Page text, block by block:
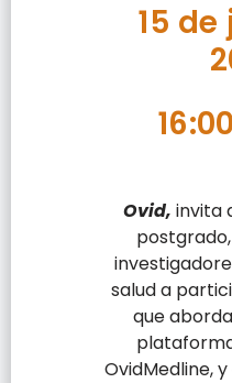
15
16:00
Ovid, invita
salud a
que
OvidMedline,